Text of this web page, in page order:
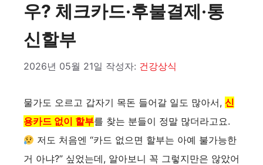
우? 체크카드·후불결제·통
신할부
2026년 05월 21일 작성자: 건강상식
물가도 오르고 갑자기 목돈 들어갈 일도 많아서, 신
용카드 없이 할부를 찾는 분들이 정말 많더라고요.
저도 처음엔 “카드 없으면 할부는 아예 불가능한
거 아냐?” 싶었는데, 알아보니 꼭 그렇지만은 않았어